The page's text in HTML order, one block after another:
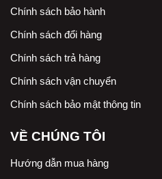
Chính sách bảo hành
Chính sách đổi hàng
Chính sách trả hàng
Chính sách vận chuyển
Chính sách bảo mật thông tin
VỀ CHÚNG TÔI
Hướng dẫn mua hàng